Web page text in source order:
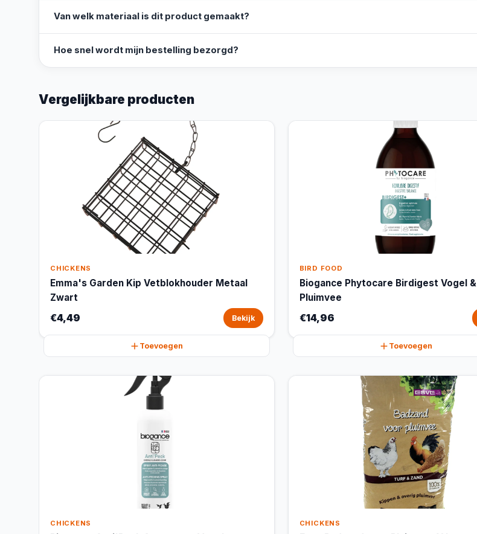
Van welk materiaal is dit product gemaakt?
Hoe snel wordt mijn bestelling bezorgd?
Vergelijkbare producten
CHICKENS
Emma's Garden Kip Vetblokhouder Metaal
Zwart
€4,49 Bekijk
Toevoegen
BIRD FOOD
Biogance Phytocare Birdigest Vogel &
Pluimvee
€14,96
Toevoegen
CHICKENS CHICKENS